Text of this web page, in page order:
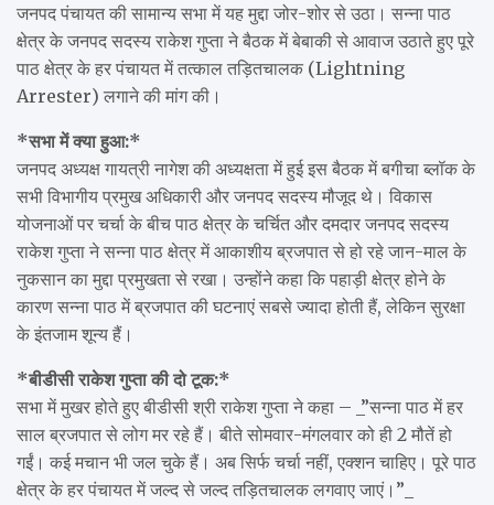
जनपद पंचायत की सामान्य सभा में यह मुद्दा जोर-शोर से उठा। सन्ना पाठ
क्षेत्र के जनपद सदस्य राकेश गुप्ता ने बैठक में बेबाकी से आवाज उठाते हुए पूरे
पाठ क्षेत्र के हर पंचायत में तत्काल तड़ितचालक (Lightning
Arrester) लगाने की मांग की।
*सभा में क्या हुआ:*
जनपद अध्यक्ष गायत्री नागेश की अध्यक्षता में हुई इस बैठक में बगीचा ब्लॉक के
सभी विभागीय प्रमुख अधिकारी और जनपद सदस्य मौजूद थे। विकास
योजनाओं पर चर्चा के बीच पाठ क्षेत्र के चर्चित और दमदार जनपद सदस्य
राकेश गुप्ता ने सन्ना पाठ क्षेत्र में आकाशीय ब्रजपात से हो रहे जान-माल के
नुकसान का मुद्दा प्रमुखता से रखा। उन्होंने कहा कि पहाड़ी क्षेत्र होने के
कारण सन्ना पाठ में ब्रजपात की घटनाएं सबसे ज्यादा होती हैं, लेकिन सुरक्षा
के इंतजाम शून्य हैं।
*बीडीसी राकेश गुप्ता की दो टूक:*
सभा में मुखर होते हुए बीडीसी श्री राकेश गुप्ता ने कहा – _”सन्ना पाठ में हर
साल ब्रजपात से लोग मर रहे हैं। बीते सोमवार-मंगलवार को ही 2 मौतें हो
गईं। कई मचान भी जल चुके हैं। अब सिर्फ चर्चा नहीं, एक्शन चाहिए। पूरे पाठ
क्षेत्र के हर पंचायत में जल्द से जल्द तड़ितचालक लगवाए जाएं।”_